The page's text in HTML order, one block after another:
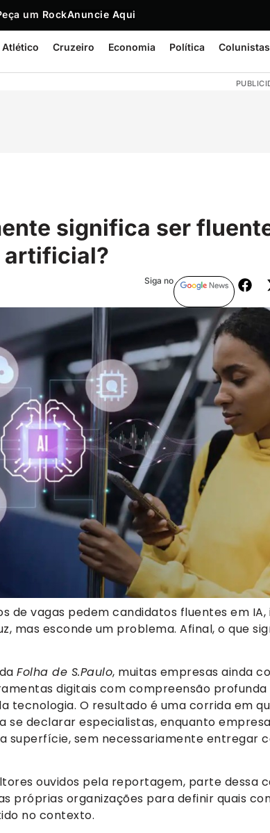
um RockAnuncie Aqui
Atlético Cruzeiro Economia Política Colunistas
significa ser
artificial?
Siga no
de vagas pedem candidatos fluentes em
mas esconde um problema. Afinal, o que
Folha de S.Paulo, muitas empresas ainda
digitais com compreensão profunda
tecnologia. O resultado é uma corrida em
se declarar especialistas, enquanto
superfície, sem necessariamente entregar
ouvidos pela reportagem, parte dessa
próprias organizações para definir quais
no contexto.